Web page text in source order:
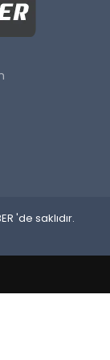
'de saklıdır.